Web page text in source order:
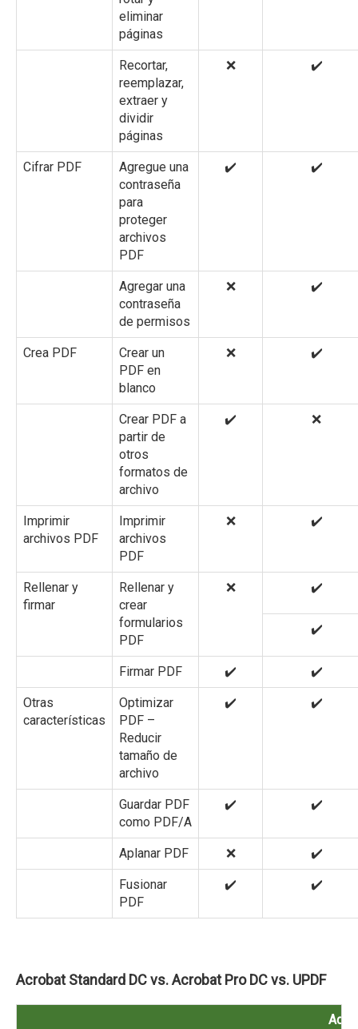
eliminar
páginas
Recortar,
reemplazar,
extraer y
dividir
páginas
❌ ✔️
Cifrar PDF
Agregue una
contraseña
para
proteger
archivos
PDF
✔️ ✔️
Agregar una
contraseña
de permisos
❌ ✔️
Crea PDF
Crear un
PDF en
blanco
❌ ✔️
Crear PDF a
partir de
otros
formatos de
archivo
✔️ ❌
Imprimir
archivos PDF
Imprimir
archivos
PDF
❌ ✔️
Rellenar y
firmar
Rellenar y
crear
formularios
PDF
❌ ✔️
✔️
Firmar PDF ✔️ ✔️
Otras
características
Optimizar
PDF –
Reducir
tamaño de
archivo
✔️ ✔️
Guardar PDF
como PDF/A
✔️ ✔️
Aplanar PDF ❌ ✔️
Fusionar
PDF
✔️ ✔️
Acrobat Standard DC vs. Acrobat Pro DC vs. UPDF